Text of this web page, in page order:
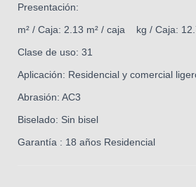
Presentación:
m² / Caja: 2.13 m² / caja kg / Caja:
Clase de uso: 31
Aplicación: Residencial y comercial
Abrasión: AC3
Biselado: Sin bisel
Garantía : 18 años Residencial